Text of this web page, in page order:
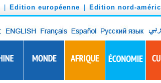
Edition européenne Edition nord-